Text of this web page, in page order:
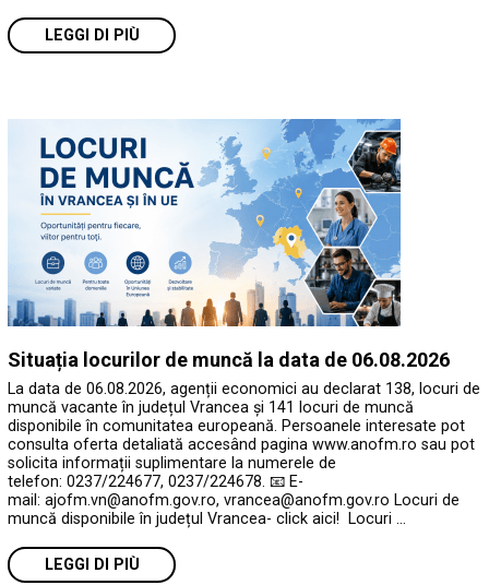
LEGGI DI PIÙ
Situația locurilor de muncă la data de 06.08.2026
La data de 06.08.2026, agenții economici au declarat 138, locuri de
muncă vacante în județul Vrancea și 141 locuri de muncă
disponibile în comunitatea europeană. Persoanele interesate pot
consulta oferta detaliată accesând pagina www.anofm.ro sau pot
solicita informații suplimentare la numerele de
telefon: 0237/224677, 0237/224678. 📧 E-
mail: ajofm.vn@anofm.gov.ro, vrancea@anofm.gov.ro Locuri de
muncă disponibile în județul Vrancea- click aici! Locuri …
LEGGI DI PIÙ